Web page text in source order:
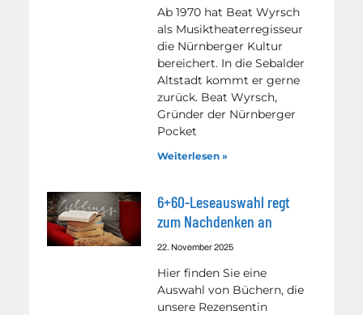
Ab 1970 hat Beat Wyrsch
als Musiktheaterregisseur
die Nürnberger Kultur
bereichert. In die Sebalder
Altstadt kommt er gerne
zurück. Beat Wyrsch,
Gründer der Nürnberger
Pocket
Weiterlesen »
6+60-Leseauswahl regt
zum Nachdenken an
22. November 2025
Hier finden Sie eine
Auswahl von Büchern, die
unsere Rezensentin